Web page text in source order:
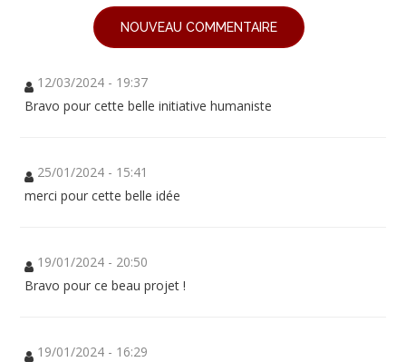
NOUVEAU COMMENTAIRE
12/03/2024 - 19:37
Bravo pour cette belle initiative humaniste
25/01/2024 - 15:41
merci pour cette belle idée
19/01/2024 - 20:50
Bravo pour ce beau projet !
19/01/2024 - 16:29